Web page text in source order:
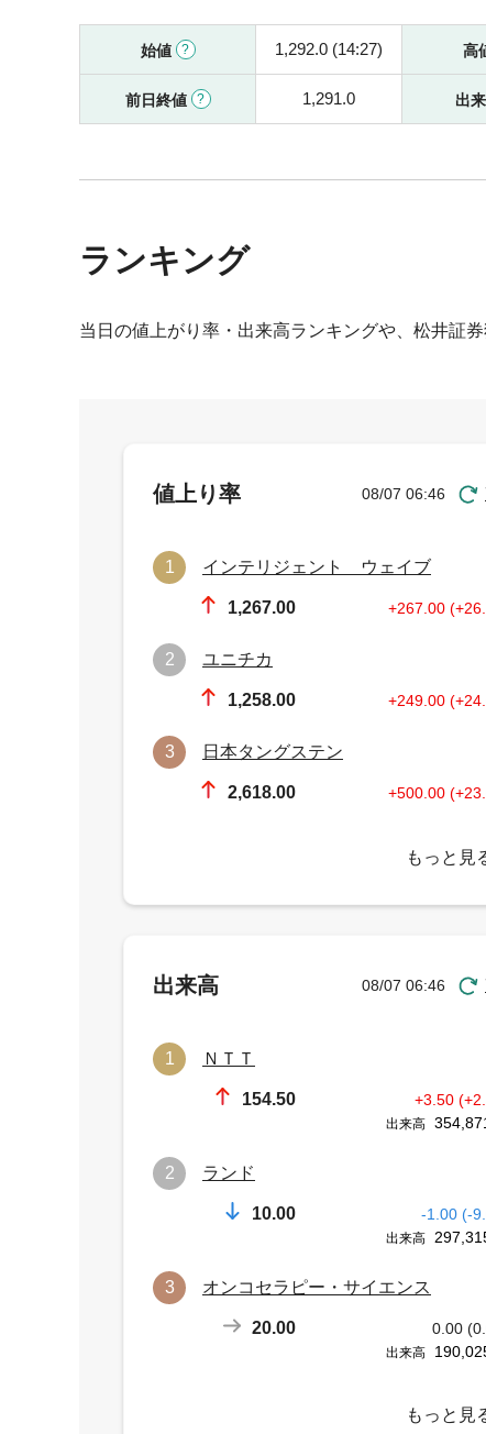
始値 1,292.0 (14:27) 高
前日終値 1,291.0 出
ランキング
当日の値上がり率・出来高ランキングや、松井証